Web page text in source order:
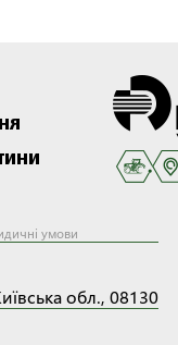
умови
обл., 08130